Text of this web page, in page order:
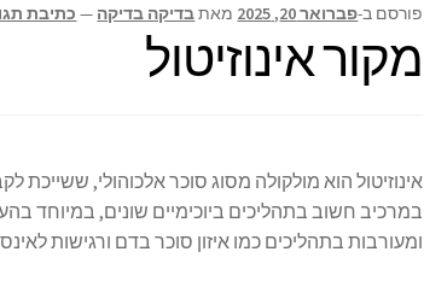
פורסם ב-פברואר 20, 2025 מאתבדיקה בדיקה — כתיבת
מקור אינוזיטול
אינוזיטול הוא מולקולה מסוג סוכר אלכוהולי,
במרכיב חשוב בתהליכים ביוכימיים שונים, במיוחד
ומעורבות בתהליכים כמו איזון סוכר בדם ורגישות